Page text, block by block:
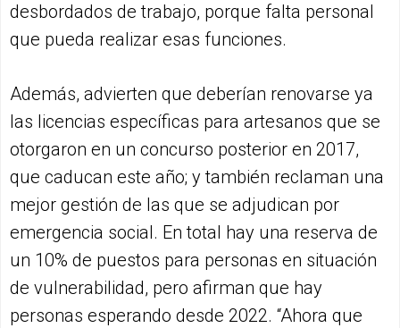
desbordados de trabajo, porque falta personal
que pueda realizar esas funciones.
Además, advierten que deberían renovarse ya
las licencias específicas para artesanos que se
otorgaron en un concurso posterior en 2017,
que caducan este año; y también reclaman una
mejor gestión de las que se adjudican por
emergencia social. En total hay una reserva de
un 10% de puestos para personas en situación
de vulnerabilidad, pero afirman que hay
personas esperando desde 2022. “Ahora que